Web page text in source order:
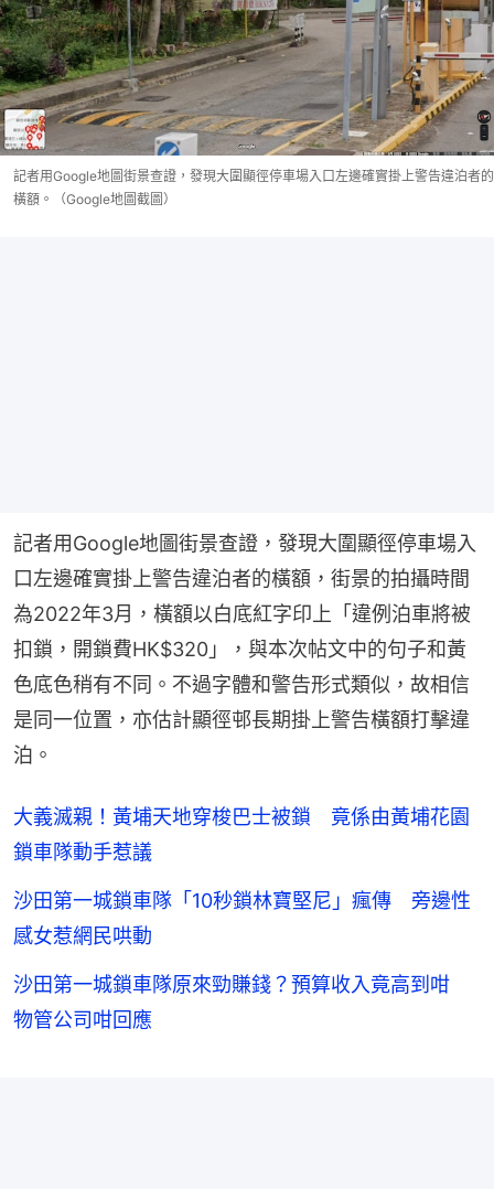
記者用Google地圖街景查證，發現大圍顯徑停車場入口左邊確實掛上警告違泊者的
橫額。（Google地圖截圖）
記者用Google地圖街景查證，發現大圍顯徑停車場入
口左邊確實掛上警告違泊者的橫額，街景的拍攝時間
為2022年3月，橫額以白底紅字印上「違例泊車將被
扣鎖，開鎖費HK$320」，與本次帖文中的句子和黃
色底色稍有不同。不過字體和警告形式類似，故相信
是同一位置，亦估計顯徑邨長期掛上警告橫額打擊違
泊。
大義滅親！黃埔天地穿梭巴士被鎖 竟係由黃埔花園
鎖車隊動手惹議
沙田第一城鎖車隊「10秒鎖林寶堅尼」瘋傳 旁邊性
感女惹網民哄動
沙田第一城鎖車隊原來勁賺錢？預算收入竟高到咁
物管公司咁回應